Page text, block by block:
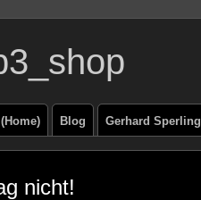
Blog Gerhard Sperling
nicht!